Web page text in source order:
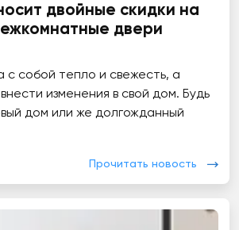
двойные скидки на
двери
с собой тепло и свежесть, а
изменения в свой дом. Будь
дом или же долгожданный
Прочитать новость